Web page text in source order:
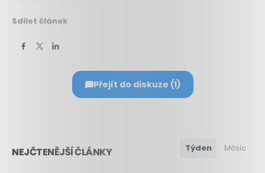
Sdílet článek
Přejít do diskuze (1)
NEJČTENĚJŠÍ ČLÁNKY Týden Měsíc